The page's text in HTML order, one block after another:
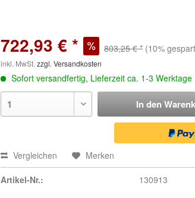
722,93 € * 803,25 € * (10%
inkl. MwSt.zzgl. Versandkosten
Sofort versandfertig, Lieferzeit ca. 1-3 Werktage
In den
Vergleichen Merken
Artikel-Nr.: 130913